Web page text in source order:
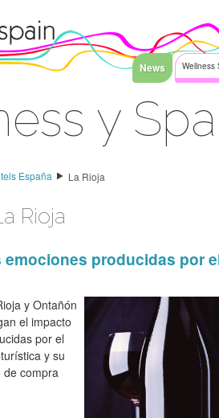
News Wellness
y
España La Rioja
Rioja
emociones producidas por
y Ontañón
el impacto
por el
y su
de compra